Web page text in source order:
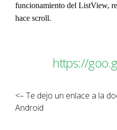
funcionamiento del ListView,
hace scroll.
https://
<– Te dejo un enlace a la
Android